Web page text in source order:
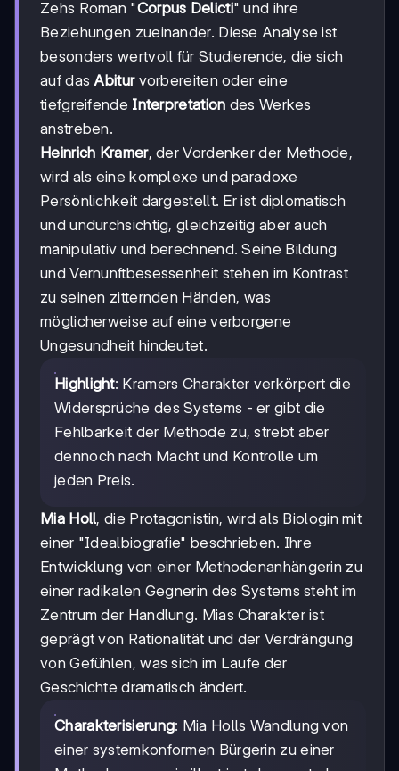
Zehs Roman "Corpus Delicti" und ihre
Beziehungen zueinander. Diese Analyse ist
besonders wertvoll für Studierende, die sich
auf dasAbiturvorbereiten oder eine
tiefgreifende Interpretation des Werkes
anstreben.
Heinrich Kramer, der Vordenker der Methode,
wird als eine komplexe und paradoxe
Persönlichkeit dargestellt. Er ist diplomatisch
und undurchsichtig, gleichzeitig aber auch
manipulativ und berechnend. Seine Bildung
und Vernunftbesessenheit stehen im Kontrast
zu seinen zitternden Händen, was
möglicherweise auf eine verborgene
Ungesundheit hindeutet.
Highlight: Kramers Charakter verkörpert die
Widersprüche des Systems - er gibt die
Fehlbarkeit der Methode zu, strebt aber
dennoch nach Macht und Kontrolle um
jeden Preis.
Mia Holl, die Protagonistin, wird als Biologin mit
einer "Idealbiografie" beschrieben. Ihre
Entwicklung von einer Methodenanhängerin zu
einer radikalen Gegnerin des Systems steht im
Zentrum der Handlung. Mias Charakter ist
geprägt von Rationalität und der Verdrängung
von Gefühlen, was sich im Laufe der
Geschichte dramatisch ändert.
Charakterisierung: Mia Holls Wandlung von
einer systemkonformen Bürgerin zu einer